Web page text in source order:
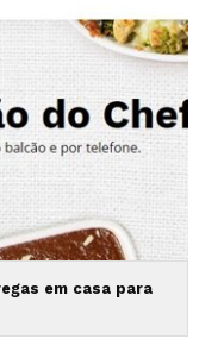
em casa para